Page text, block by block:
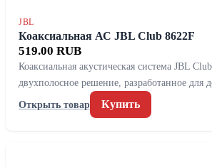
JBL
Коаксиальная АС JBL Club 8622F
519.00 RUB
Коаксиальная акустическая система JBL
двухполосное решение, разработанное для
Открыть товар
Купить